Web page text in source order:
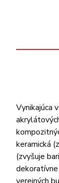
Vynikajúca
keramická
(zvyšuje